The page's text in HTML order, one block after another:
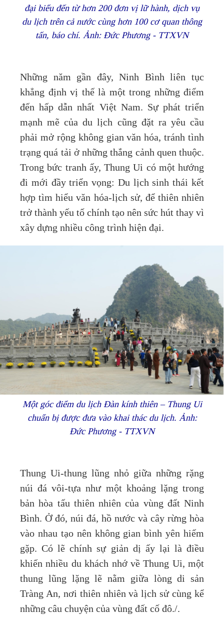
đại biểu đến từ hơn 200 đơn vị lữ hành, dịch vụ
du lịch trên cả nước cùng hơn 100 cơ quan thông
tấn, báo chí. Ảnh: Đức Phương - TTXVN
Những năm gần đây, Ninh Bình liên tục
khẳng định vị thế là một trong những điểm
đến hấp dẫn nhất Việt Nam. Sự phát triển
mạnh mẽ của du lịch cũng đặt ra yêu cầu
phải mở rộng không gian văn hóa, tránh tình
trạng quá tải ở những thắng cảnh quen thuộc.
Trong bức tranh ấy, Thung Ui có một hướng
đi mới đầy triển vọng: Du lịch sinh thái kết
hợp tìm hiểu văn hóa-lịch sử, để thiên nhiên
trở thành yếu tố chính tạo nên sức hút thay vì
xây dựng nhiều công trình hiện đại.
Một góc điểm du lịch Đàn kính thiên – Thung Ui
chuẩn bị được đưa vào khai thác du lịch. Ảnh:
Đức Phương - TTXVN
Thung Ui-thung lũng nhỏ giữa những rặng
núi đá vôi-tựa như một khoảng lặng trong
bản hòa tấu thiên nhiên của vùng đất Ninh
Bình. Ở đó, núi đá, hồ nước và cây rừng hòa
vào nhau tạo nên không gian bình yên hiếm
gặp. Có lẽ chính sự giản dị ấy lại là điều
khiến nhiều du khách nhớ về Thung Ui, một
thung lũng lặng lẽ nằm giữa lòng di sản
Tràng An, nơi thiên nhiên và lịch sử cùng kể
những câu chuyện của vùng đất cố đô./.